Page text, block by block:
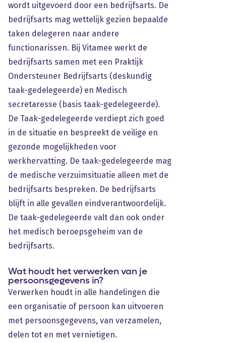
wordt uitgevoerd door een bedrijfsarts. De
bedrijfsarts mag wettelijk gezien bepaalde
taken delegeren naar andere
functionarissen. Bij Vitamee werkt de
bedrijfsarts samen met een Praktijk
Ondersteuner Bedrijfsarts (deskundig
taak-gedelegeerde) en Medisch
secretaresse (basis taak-gedelegeerde).
De Taak-gedelegeerde verdiept zich goed
in de situatie en bespreekt de veilige en
gezonde mogelijkheden voor
werkhervatting. De taak-gedelegeerde mag
de medische verzuimsituatie alleen met de
bedrijfsarts bespreken. De bedrijfsarts
blijft in alle gevallen eindverantwoordelijk.
De taak-gedelegeerde valt dan ook onder
het medisch beroepsgeheim van de
bedrijfsarts.
Wat houdt het verwerken van je
persoonsgegevens in?
Verwerken houdt in alle handelingen die
een organisatie of persoon kan uitvoeren
met persoonsgegevens, van verzamelen,
delen tot en met vernietigen.